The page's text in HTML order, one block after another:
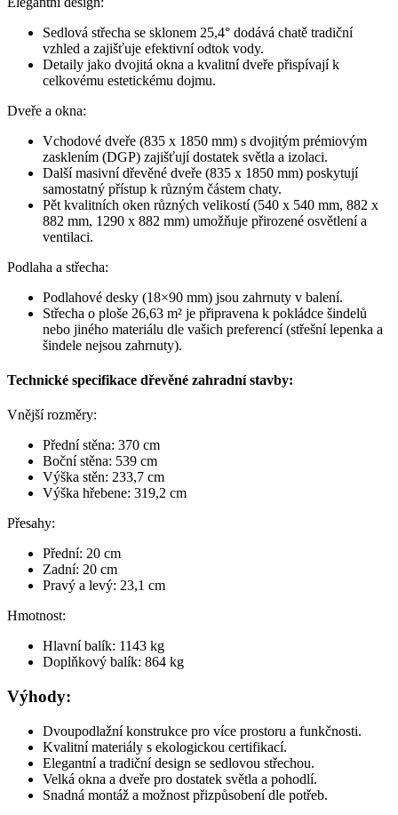
Sedlová střecha se sklonem 25,4° dodává chatě tradiční
vzhled a zajišťuje efektivní odtok vody.
Detaily jako dvojitá okna a kvalitní dveře přispívají k
celkovému estetickému dojmu.
Dveře a okna:
Vchodové dveře (835 x 1850 mm) s dvojitým prémiovým
zasklením (DGP) zajišťují dostatek světla a izolaci.
Další masivní dřevěné dveře (835 x 1850 mm) poskytují
samostatný přístup k různým částem chaty.
Pět kvalitních oken různých velikostí (540 x 540 mm, 882 x
882 mm, 1290 x 882 mm) umožňuje přirozené osvětlení a
ventilaci.
Podlaha a střecha:
Podlahové desky (18×90 mm) jsou zahrnuty v balení.
Střecha o ploše 26,63 m² je připravena k pokládce šindelů
nebo jiného materiálu dle vašich preferencí (střešní lepenka a
šindele nejsou zahrnuty).
Technické specifikace dřevěné zahradní stavby:
Vnější rozměry:
Přední stěna: 370 cm
Boční stěna: 539 cm
Výška stěn: 233,7 cm
Výška hřebene: 319,2 cm
Přesahy:
Přední: 20 cm
Zadní: 20 cm
Pravý a levý: 23,1 cm
Hmotnost:
Hlavní balík: 1143 kg
Doplňkový balík: 864 kg
Výhody:
Dvoupodlažní konstrukce pro více prostoru a funkčnosti.
Kvalitní materiály s ekologickou certifikací.
Elegantní a tradiční design se sedlovou střechou.
Velká okna a dveře pro dostatek světla a pohodlí.
Snadná montáž a možnost přizpůsobení dle potřeb.